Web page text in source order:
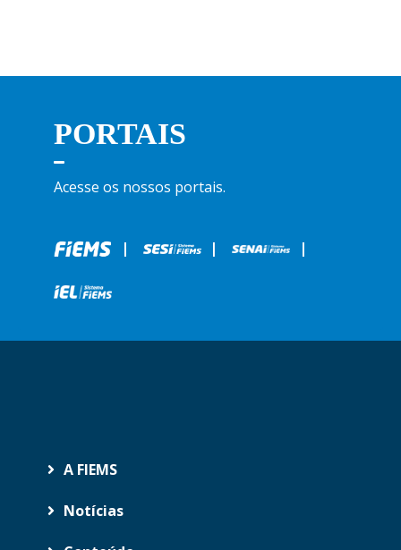
PORTAIS
Acesse os nossos portais.
| | |
A FIEMS
Notícias